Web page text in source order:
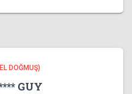
DOĞMUŞ)
GUY